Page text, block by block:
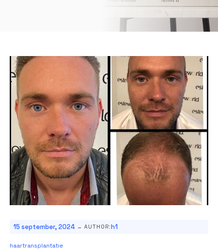
15 september, 2024 - AUTHOR:h1
haartransplantatie